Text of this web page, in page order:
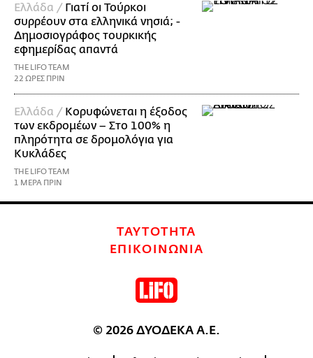
Ελλάδα / Γιατί οι Τούρκοι
συρρέουν στα ελληνικά νησιά; -
Δημοσιογράφος τουρκικής
εφημερίδας απαντά
THE LIFO TEAM
22 ΩΡΕΣ ΠΡΙΝ
Ελλάδα / Κορυφώνεται η έξοδος
των εκδρομέων – Στο 100% η
πληρότητα σε δρομολόγια για
Κυκλάδες
THE LIFO TEAM
1 ΜΕΡΑ ΠΡΙΝ
ΤΑΥΤΟΤΗΤΑ
ΕΠΙΚΟΙΝΩΝΙΑ
© 2026 ΔΥΟΔΕΚΑ Α.Ε.